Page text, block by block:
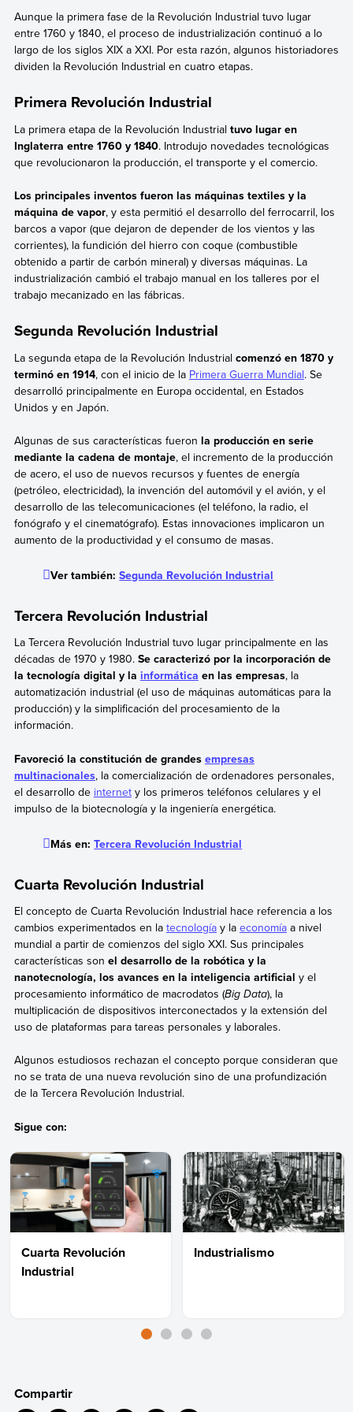
Aunque la primera fase de la Revolución Industrial tuvo lugar
entre 1760 y 1840, el proceso de industrialización continuó a lo
largo de los siglos XIX a XXI. Por esta razón, algunos historiadores
dividen la Revolución Industrial en cuatro etapas.
Primera Revolución Industrial
La primera etapa de la Revolución Industrial tuvo lugar en
Inglaterra entre 1760 y 1840. Introdujo novedades tecnológicas
que revolucionaron la producción, el transporte y el comercio.
Los principales inventos fueron las máquinas textiles y la
máquina de vapor, y esta permitió el desarrollo del ferrocarril, los
barcos a vapor (que dejaron de depender de los vientos y las
corrientes), la fundición del hierro con coque (combustible
obtenido a partir de carbón mineral) y diversas máquinas. La
industrialización cambió el trabajo manual en los talleres por el
trabajo mecanizado en las fábricas.
Segunda Revolución Industrial
La segunda etapa de la Revolución Industrial comenzó en 1870 y
terminó en 1914, con el inicio de la Primera Guerra Mundial. Se
desarrolló principalmente en Europa occidental, en Estados
Unidos y en Japón.
Algunas de sus características fueron la producción en serie
mediante la cadena de montaje, el incremento de la producción
de acero, el uso de nuevos recursos y fuentes de energía
(petróleo, electricidad), la invención del automóvil y el avión, y el
desarrollo de las telecomunicaciones (el teléfono, la radio, el
fonógrafo y el cinematógrafo). Estas innovaciones implicaron un
aumento de la productividad y el consumo de masas.
Ver también:Segunda Revolución Industrial
Tercera Revolución Industrial
La Tercera Revolución Industrial tuvo lugar principalmente en las
décadas de 1970 y 1980. Se caracterizó por la incorporación de
la tecnología digital y la informática en las empresas, la
automatización industrial (el uso de máquinas automáticas para la
producción) y la simplificación del procesamiento de la
información.
Favoreció la constitución de grandes empresas
multinacionales, la comercialización de ordenadores personales,
el desarrollo de internety los primeros teléfonos celulares y el
impulso de la biotecnología y la ingeniería energética.
Más en:Tercera Revolución Industrial
Cuarta Revolución Industrial
El concepto de Cuarta Revolución Industrial hace referencia a los
cambios experimentados en la tecnologíay la economíaa nivel
mundial a partir de comienzos del siglo XXI. Sus principales
características son el desarrollo de la robótica y la
nanotecnología, los avances en la inteligencia artificial y el
procesamiento informático de macrodatos (Big Data), la
multiplicación de dispositivos interconectados y la extensión del
uso de plataformas para tareas personales y laborales.
Algunos estudiosos rechazan el concepto porque consideran que
no se trata de una nueva revolución sino de una profundización
de la Tercera Revolución Industrial.
Sigue con:
Cuarta Revolución
Industrial
Industrialismo
Compartir